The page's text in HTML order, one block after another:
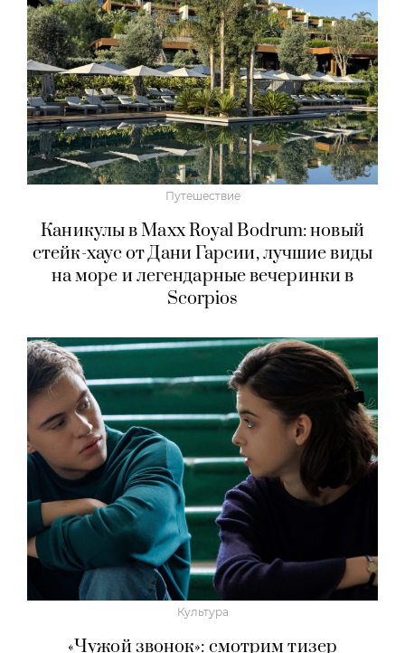
Путешествие
Каникулы в Maxx Royal Bodrum: новый
стейк-хаус от Дани Гарсии, лучшие виды
на море и легендарные вечеринки в
Scorpios
Культура
«Чужой звонок»: смотрим тизер